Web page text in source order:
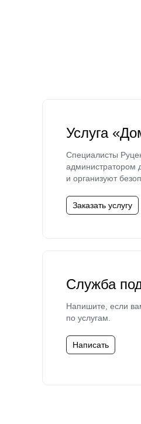
Услуга
Специалисты
администратором
и организуют
Заказать услугу
Служба
Напишите, если
по услугам.
Написать